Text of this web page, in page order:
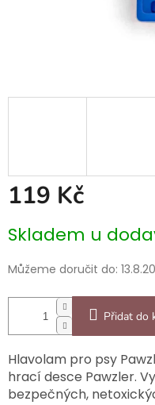
119 Kč
cena:
Skladem u
Můžeme doručit do:
Přidat do
Hlavolam pro psy
hrací desce Pawzler.
bezpečných,